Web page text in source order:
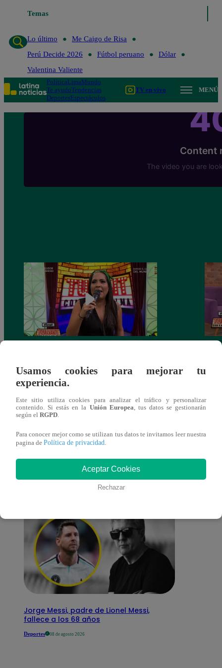
Temas
Lo último
Me Caigo de Risa
Perú Decide 2026
Fútbol peruano
Dólar
Valentina Valiente
PolíticaLimaMundo
Te ayudoTendencias
DeportesEspectáculos
TV en vivo MENÚ
del 2018
También te puede
interesar
Jorge Messi, padre de Lionel Messi,
fallece a los 68 años
Deportes 08 de agosto 2026
Usamos cookies para mejorar tu
experiencia.
Este sitio utiliza cookies para analizar el tráfico y personalizar
contenido. Si estás en la Unión Europea, tus datos se gestionarán
según el RGPD.
Para conocer mejor como se utilizan tus datos te invitamos leer nuestra
pagina de Política de privacidad.
Aceptar Cookies
Rechazar